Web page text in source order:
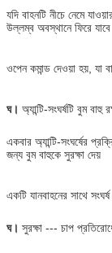
যদি বাহনটি নীচে নেমে
উল্লম্ব অবস্থানে ফিরে যাবে
ওপেন কমান্ড দেওয়া হয়, যা
ঘ। অ্যান্টি-সংঘর্ষটি বুম
একবার অ্যান্টি-সংঘর্ষের
জন্য বুম বাহুকে সুরক্ষা দেয়
একটি যানবাহনের সাথে
ঘ। সুরক্ষা --- চাপ